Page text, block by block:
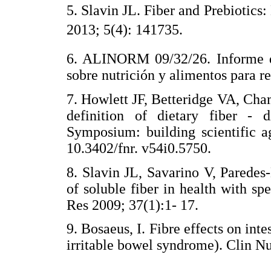
5. Slavin JL. Fiber and
2013; 5(4): 141735.
6. ALINORM 09/32/26. Informe
sobre nutrición y alimentos para
7. Howlett JF, Betteridge VA,
definition of dietary fiber -
Symposium: building scientific
10.3402/fnr. v54i0.5750.
8. Slavin JL, Savarino V,
of soluble fiber in health with
Res 2009; 37(1):1- 17.
9. Bosaeus, I. Fibre effects on
irritable bowel syndrome). Clin